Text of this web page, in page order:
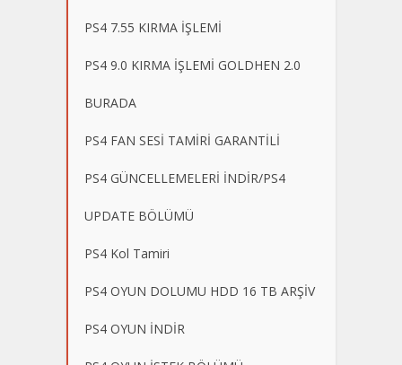
PS4 7.55 KIRMA İŞLEMİ
PS4 9.0 KIRMA İŞLEMİ GOLDHEN 2.0
BURADA
PS4 FAN SESİ TAMİRİ GARANTİLİ
PS4 GÜNCELLEMELERİ İNDİR/PS4
UPDATE BÖLÜMÜ
PS4 Kol Tamiri
PS4 OYUN DOLUMU HDD 16 TB ARŞİV
PS4 OYUN İNDİR